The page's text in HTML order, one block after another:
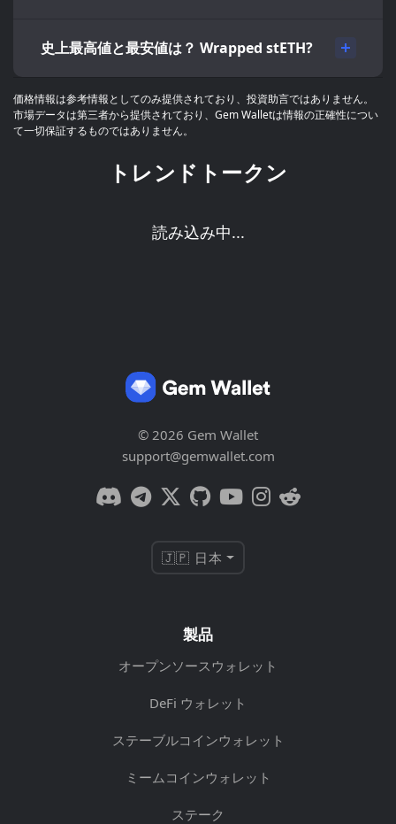
史上最高値と最安値は？ Wrapped stETH?
価格情報は参考情報としてのみ提供されており、投資助言ではありません。
市場データは第三者から提供されており、Gem Walletは情報の正確性につい
て一切保証するものではありません。
トレンドトークン
読み込み中...
© 2026 Gem Wallet
support@gemwallet.com
🇯🇵 日本
製品
オープンソースウォレット
DeFi ウォレット
ステーブルコインウォレット
ミームコインウォレット
ステーク